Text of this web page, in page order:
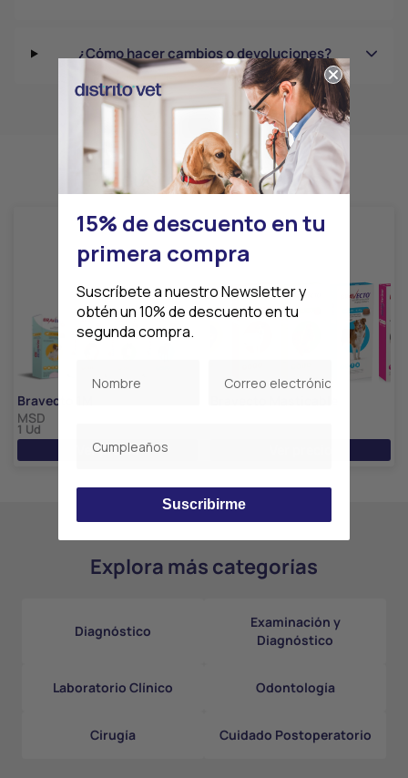
¿Cómo hacer cambios o devoluciones?
Productos relacionados
Bravecto 1M
MSD
1 Ud
Ver precio
Explora más categorías
Diagnóstico
Examinación y
Diagnóstico
Laboratorio Clínico Odontología
Cirugía Cuidado Postoperatorio
15% de descuento en tu
primera compra
Suscríbete a nuestro Newsletter y
obtén un 10% de descuento en tu
segunda compra.
Suscribirme